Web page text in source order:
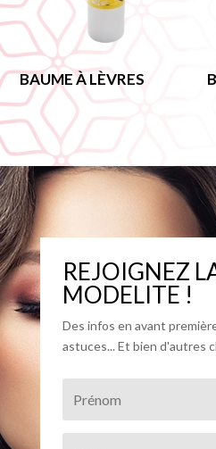
BAUME À LÈVRES
REJOIGNEZ
MODELITE !
Des infos en avant
astuces... Et bien d'autres